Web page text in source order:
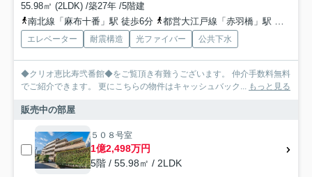
55.98㎡ (2LDK) /築27年 /5階建
南北線「麻布十番」駅 徒歩6分
都営大江戸線「赤羽橋」駅 徒歩7分
エレベーター 耐震構造 光ファイバー 公共下水
◆クリオ恵比寿弐番館◆をご覧頂き有難うございます。 仲介手数料無料
でご紹介できます。 更にこちらの物件はキャッシュバック... もっと見る
販売中の部屋
５０８号室
1億2,498万円
5階 / 55.98㎡ / 2LDK